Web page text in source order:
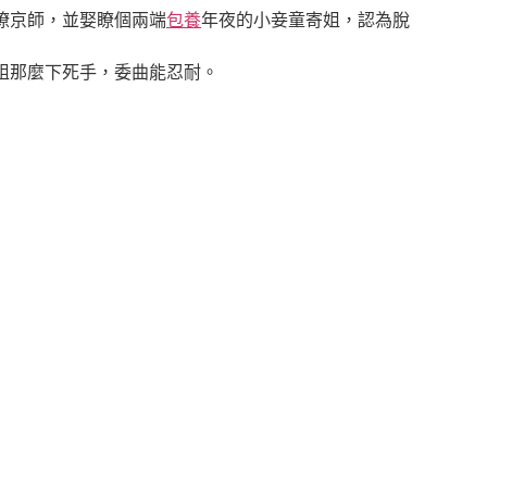
師，並娶瞭個兩端包養年夜的小妾童寄姐，認為脫
麼下死手，委曲能忍耐。